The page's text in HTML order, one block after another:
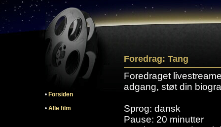
• Forsiden
• Alle film
Foredrag: Tang
Foredraget
adgang, støt din
Sprog: dansk
Pause: 20 minutter